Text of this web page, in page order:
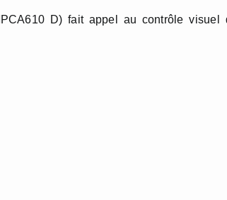
D) fait appel au contrôle visuel